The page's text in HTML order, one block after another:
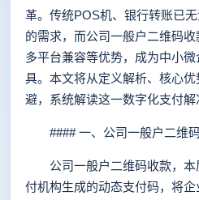
革。传统POS机、银行转账已
的需求，而公司一般户二维码收
多平台兼容等优势，成为中小
具。本文将从定义解析、核心
避，系统解读这一数字化支付解
#### 一、公司一般户二维码
公司一般户二维码收款，本
付机构生成的动态支付码，将